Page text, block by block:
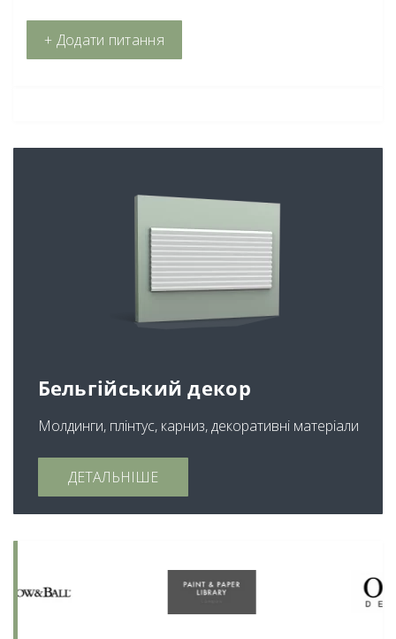
+ Додати питання
Бельгійський декор
Молдинги, плінтус, карниз, декоративні матеріали
ДЕТАЛЬНІШЕ